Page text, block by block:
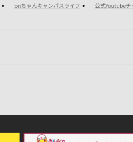
onちゃんキャンパスライフ
公式Youtubeチ